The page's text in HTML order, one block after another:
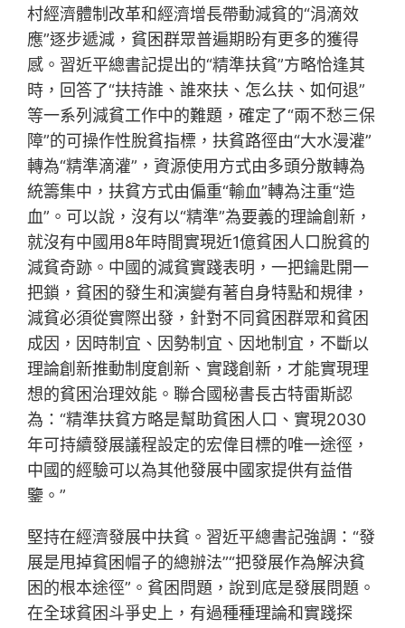
村經濟體制改革和經濟增長帶動減貧的“涓滴效
應”逐步遞減，貧困群眾普遍期盼有更多的獲得
感。習近平總書記提出的“精準扶貧”方略恰逢其
時，回答了“扶持誰、誰來扶、怎么扶、如何退”
等一系列減貧工作中的難題，確定了“兩不愁三保
障”的可操作性脫貧指標，扶貧路徑由“大水漫灌”
轉為“精準滴灌”，資源使用方式由多頭分散轉為
統籌集中，扶貧方式由偏重“輸血”轉為注重“造
血”。可以說，沒有以“精準”為要義的理論創新，
就沒有中國用8年時間實現近1億貧困人口脫貧的
減貧奇跡。中國的減貧實踐表明，一把鑰匙開一
把鎖，貧困的發生和演變有著自身特點和規律，
減貧必須從實際出發，針對不同貧困群眾和貧困
成因，因時制宜、因勢制宜、因地制宜，不斷以
理論創新推動制度創新、實踐創新，才能實現理
想的貧困治理效能。聯合國秘書長古特雷斯認
為：“精準扶貧方略是幫助貧困人口、實現2030
年可持續發展議程設定的宏偉目標的唯一途徑，
中國的經驗可以為其他發展中國家提供有益借
鑒。”
堅持在經濟發展中扶貧。習近平總書記強調：“發
展是甩掉貧困帽子的總辦法”“把發展作為解決貧
困的根本途徑”。貧困問題，說到底是發展問題。
在全球貧困斗爭史上，有過種種理論和實踐探